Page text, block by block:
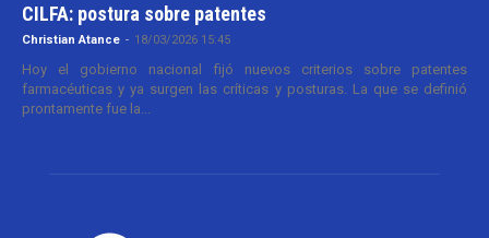
CILFA: postura sobre patentes
Christian Atance - 18/03/2026 15:45
Hoy el gobierno nacional fijó nuevos criterios sobre patentes
farmacéuticas y ya surgen las críticas y posturas. La que se definió
prontamente fue la...